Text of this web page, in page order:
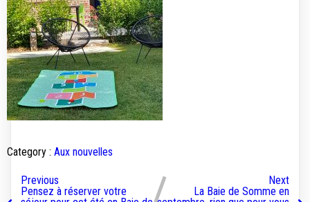
Category : Aux nouvelles
Previous
Pensez à réserver votre
Next
La Baie de Somme en